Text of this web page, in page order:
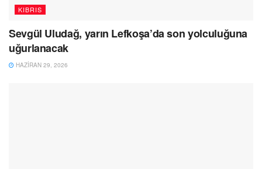
KIBRIS
Sevgül Uludağ, yarın Lefkoşa’da son yolculuğuna
uğurlanacak
HAZIRAN 29, 2026